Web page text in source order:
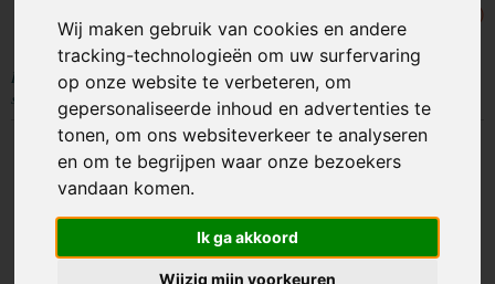
Wij maken gebruik van cookies en andere
tracking-technologieën om uw surfervaring
op onze website te verbeteren, om
gepersonaliseerde inhoud en advertenties te
tonen, om ons websiteverkeer te analyseren
en om te begrijpen waar onze bezoekers
vandaan komen.
Ik ga akkoord
Wijzig mijn voorkeuren
(0)
Home >STROOM >Schakelaars >Indicatie lampjes>
spotverlichting - UV - 10mm - 12/24V - metalen behuizing